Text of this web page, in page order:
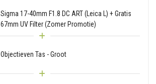
Sigma 17-40mm F1.8 DC ART (Leica L) + Gratis
67mm UV Filter (Zomer Promotie)
Objectieven Tas - Groot